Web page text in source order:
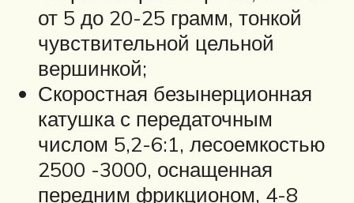
от 5 до 20-25 грамм, тонкой
чувствительной цельной
вершинкой;
Скоростная безынерционная
катушка с передаточным
числом 5,2-6:1, лесоемкостью
2500 -3000, оснащенная
передним фрикционом, 4-8